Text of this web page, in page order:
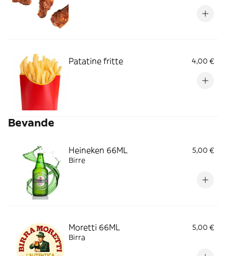
Patatine fritte 4,00 €
Bevande
Heineken 66ML
5,00 €
Birre
Moretti 66ML
5,00 €
Birra